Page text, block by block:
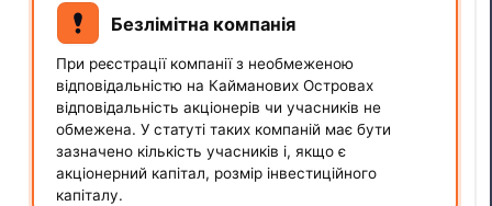
Безлімітна компанія
При реєстрації компанії з необмеженою
відповідальністю на Кайманових Островах
відповідальність акціонерів чи учасників не
обмежена. У статуті таких компаній має бути
зазначено кількість учасників і, якщо є
акціонерний капітал, розмір інвестиційного
капіталу.